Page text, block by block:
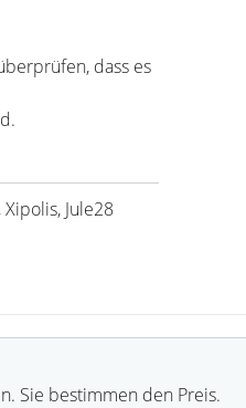
dass es
Jule28
Sie bestimmen den Preis.